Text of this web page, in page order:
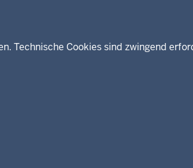
Technische Cookies sind zwingend